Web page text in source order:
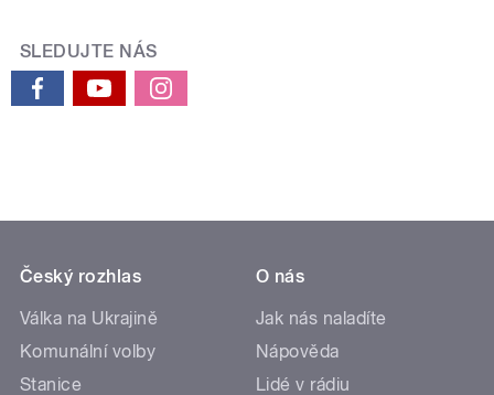
SLEDUJTE NÁS
Český rozhlas
Válka na Ukrajině
Komunální volby
Stanice
O nás
Jak nás naladíte
Nápověda
Lidé v rádiu